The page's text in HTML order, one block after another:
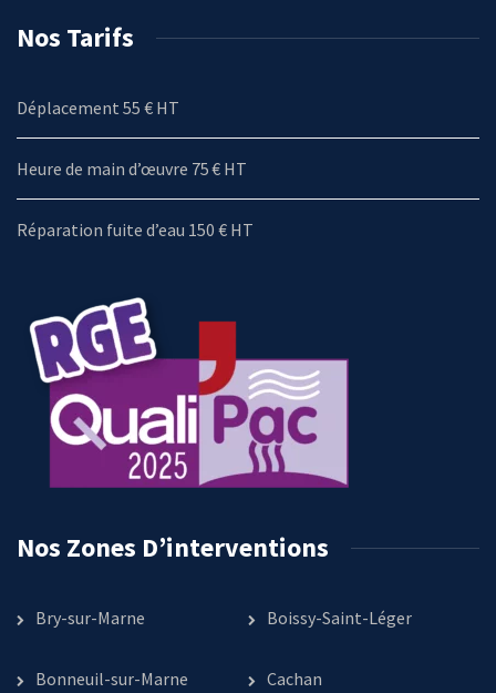
Nos Tarifs
Déplacement 55 € HT
Heure de main d’œuvre 75 € HT
Réparation fuite d’eau 150 € HT
Nos Zones D’interventions
Bry-sur-Marne Boissy-Saint-Léger
Bonneuil-sur-Marne Cachan